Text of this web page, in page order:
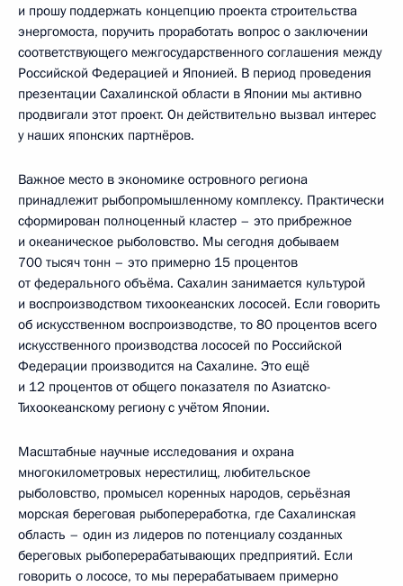
и прошу поддержать концепцию проекта строительства
энергомоста, поручить проработать вопрос о заключении
соответствующего межгосударственного соглашения между
Российской Федерацией и Японией. В период проведения
презентации Сахалинской области в Японии мы активно
продвигали этот проект. Он действительно вызвал интерес
у наших японских партнёров.
Важное место в экономике островного региона
принадлежит рыбопромышленному комплексу. Практически
сформирован полноценный кластер – это прибрежное
и океаническое рыболовство. Мы сегодня добываем
700 тысяч тонн – это примерно 15 процентов
от федерального объёма. Сахалин занимается культурой
и воспроизводством тихоокеанских лососей. Если говорить
об искусственном воспроизводстве, то 80 процентов всего
искусственного производства лососей по Российской
Федерации производится на Сахалине. Это ещё
и 12 процентов от общего показателя по Азиатско-
Тихоокеанскому региону с учётом Японии.
Масштабные научные исследования и охрана
многокилометровых нерестилищ, любительское
рыболовство, промысел коренных народов, серьёзная
морская береговая рыбопереработка, где Сахалинская
область – один из лидеров по потенциалу созданных
береговых рыбоперерабатывающих предприятий. Если
говорить о лососе, то мы перерабатываем примерно